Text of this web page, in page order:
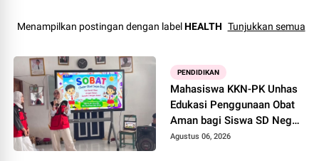
Menampilkan postingan dengan labelHEALTH Tunjukkan semua
PENDIDIKAN
Mahasiswa KKN-PK Unhas
Edukasi Penggunaan Obat
Aman bagi Siswa SD Negeri
2 Bila
Agustus 06, 2026